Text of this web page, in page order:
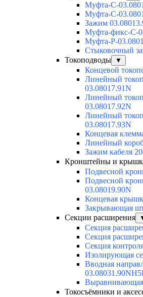
Муфта-С-
Муфта-С-
Зажим
Муфта-фикс-С-
Муфта-Р-
Стыковочный
Токоподводы
▼
Концевой
Линейный
03.08017.91N
Линейный
03.08017.92N
Линейный
03.08017.93N
Концевая
Линейный
Зажим кабеля
Кронштейны и
Подвесной
Подвесной
03.08019.90N
Концевая
Закрывающая
Секции расширения
Секция
Секция
Секция
Изолирующая
Вводная
Выравнивающая
Токосъёмники и